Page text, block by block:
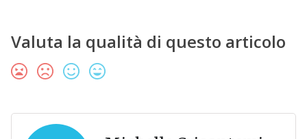
Valuta la qualità di questo articolo